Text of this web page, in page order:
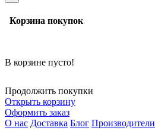
Корзина покупок
В корзине пусто!
Продолжить покупки
Открыть корзину
Оформить заказ
О нас Доставка Блог Производители